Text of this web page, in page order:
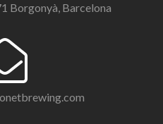
Borgonyà, Barcelona